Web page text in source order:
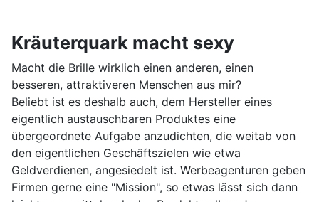
Kräuterquark macht sexy
Macht die Brille wirklich einen anderen, einen
besseren, attraktiveren Menschen aus mir?
Beliebt ist es deshalb auch, dem Hersteller eines
eigentlich austauschbaren Produktes eine
übergeordnete Aufgabe anzudichten, die weitab von
den eigentlichen Geschäftszielen wie etwa
Geldverdienen, angesiedelt ist. Werbeagenturen geben
Firmen gerne eine "Mission", so etwas lässt sich dann